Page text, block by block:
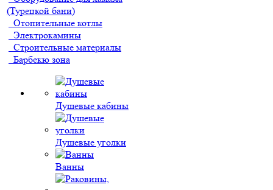
(Турецкой бани)
Отопительные котлы
Электрокамины
Строительные материалы
Барбекю зона
Душевые кабины
Душевые уголки
Ванны